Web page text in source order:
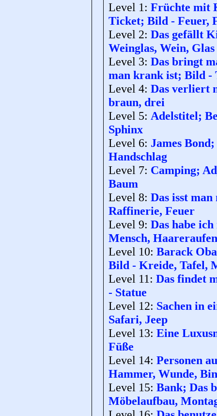
Level 1: Früchte mit
Ticket; Bild - Feuer,
Level 2: Das gefällt
Weinglas, Wein, Glas
Level 3: Das bringt
man krank ist; Bild -
Level 4: Das verliert
braun, drei
Level 5: Adelstitel;
Sphinx
Level 6: James
Handschlag
Level 7: Camping;
Baum
Level 8: Das isst
Raffinerie, Feuer
Level 9: Das habe
Mensch, Haareraufen
Level 10: Barack
Bild - Kreide, Tafel,
Level 11: Das findet
- Statue
Level 12: Sachen in
Safari, Jeep
Level 13: Eine
Füße
Level 14: Personen
Hammer, Wunde,
Level 15: Bank; Das
Möbelaufbau,